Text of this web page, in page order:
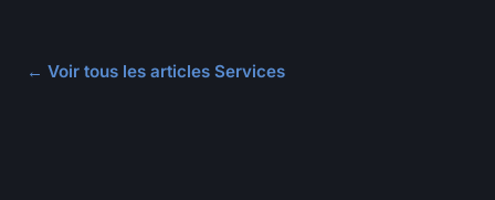
← Voir tous les articles Services